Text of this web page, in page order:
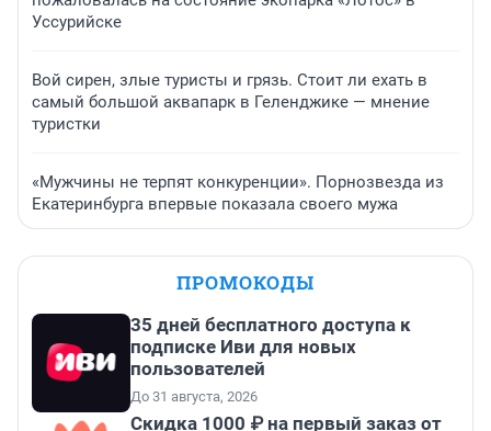
Уссурийске
Вой сирен, злые туристы и грязь. Стоит ли ехать в
самый большой аквапарк в Геленджике — мнение
туристки
«Мужчины не терпят конкуренции». Порнозвезда из
Екатеринбурга впервые показала своего мужа
ПРОМОКОДЫ
35 дней бесплатного доступа к
подписке Иви для новых
пользователей
До 31 августа, 2026
Скидка 1000 ₽ на первый заказ от